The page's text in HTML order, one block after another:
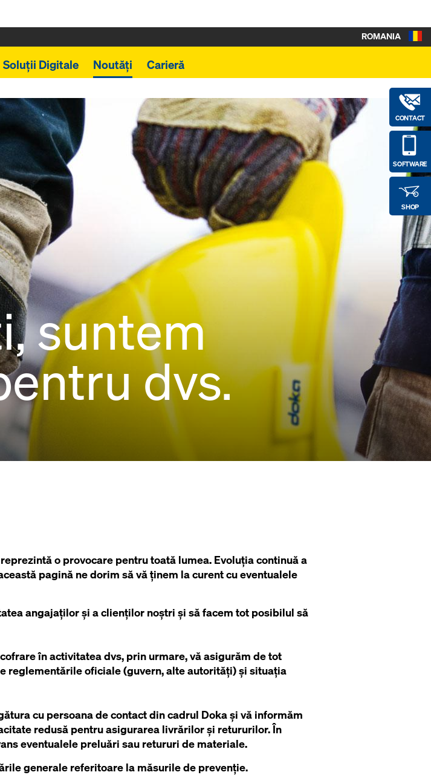
Soluții Digitale Noutăți Carieră
CONTACT
SOFTWARE
SHOP
ROMANIA
suntem
dvs.
o provocare pentru toată lumea. Evoluția continuă a
pagină ne dorim să vă ținem la curent cu eventualele
angajaților și a clienților noștri și să facem tot posibilul să
în activitatea dvs, prin urmare, vă asigurăm de tot
reglementările oficiale (guvern, alte autorități) și situația
cu persoana de contact din cadrul Doka și vă informăm
redusă pentru asigurarea livrărilor și retururilor. În
eventualele preluări sau retururi de materiale.
generale referitoare la măsurile de prevenție.